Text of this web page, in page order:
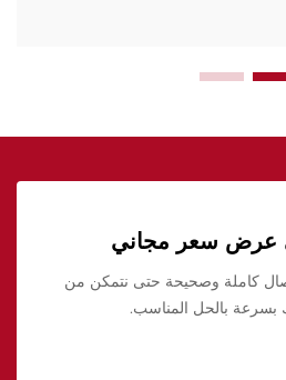
عرض سعر مجاني
كاملة وصحيحة حتى نتمكن من
بسرعة بالحل المناسب.